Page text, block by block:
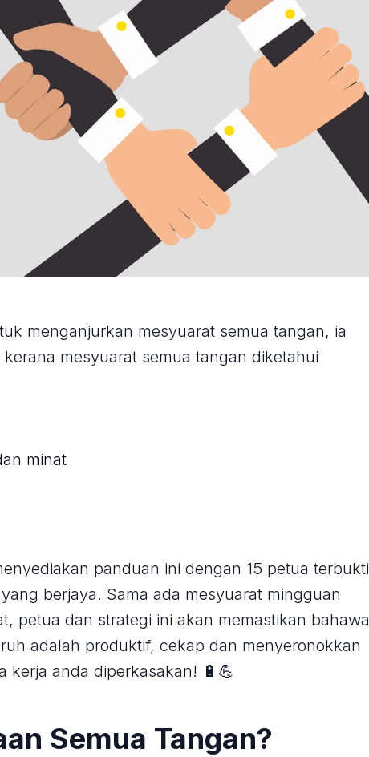
menganjurkan mesyuarat semua tangan, ia
mesyuarat semua tangan diketahui
minat
panduan ini dengan 15 petua terbukti
berjaya. Sama ada mesyuarat mingguan
petua dan strategi ini akan memastikan bahawa
adalah produktif, cekap dan menyeronokkan
kerja anda diperkasakan! 🔋💪
Semua Tangan?